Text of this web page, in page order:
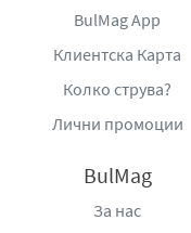
BulMag App
Клиентска Карта
Колко струва?
Лични промоции
BulMag
За нас